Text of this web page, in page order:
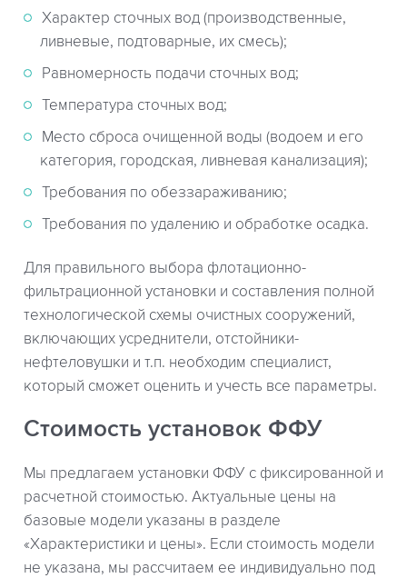
Характер сточных вод (производственные,
ливневые, подтоварные, их смесь);
Равномерность подачи сточных вод;
Температура сточных вод;
Место сброса очищенной воды (водоем и его
категория, городская, ливневая канализация);
Требования по обеззараживанию;
Требования по удалению и обработке осадка.
Для правильного выбора флотационно-
фильтрационной установки и составления полной
технологической схемы очистных сооружений,
включающих усреднители, отстойники-
нефтеловушки и т.п. необходим специалист,
который сможет оценить и учесть все параметры.
Стоимость установок ФФУ
Мы предлагаем установки ФФУ с фиксированной и
расчетной стоимостью. Актуальные цены на
базовые модели указаны в разделе
«Характеристики и цены». Если стоимость модели
не указана, мы рассчитаем ее индивидуально под